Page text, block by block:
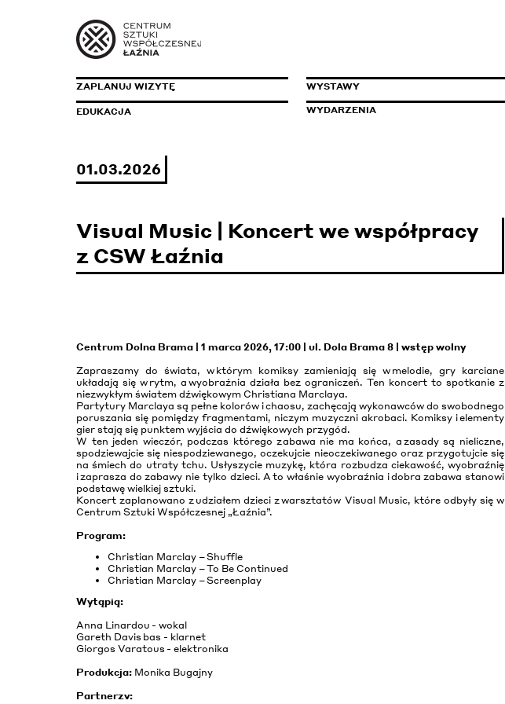
ZAPLANUJ WIZYTĘ WYSTAWY
EDUKACJA WYDARZENIA
01.03.2026
Visual Music | Koncert we współpracy
z CSW Łaźnia
Centrum Dolna Brama | 1 marca 2026, 17:00 | ul. Dola Brama 8 | wstęp wolny
Zapraszamy do świata, w którym komiksy zamieniają się w melodie, gry karciane
układają się w rytm, a wyobraźnia działa bez ograniczeń. Ten koncert to spotkanie z
niezwykłym światem dźwiękowym Christiana Marclaya.
Partytury Marclaya są pełne kolorów i chaosu, zachęcają wykonawców do swobodnego
poruszania się pomiędzy fragmentami, niczym muzyczni akrobaci. Komiksy i elementy
gier stają się punktem wyjścia do dźwiękowych przygód.
W ten jeden wieczór, podczas którego zabawa nie ma końca, a zasady są nieliczne,
spodziewajcie się niespodziewanego, oczekujcie nieoczekiwanego oraz przygotujcie się
na śmiech do utraty tchu. Usłyszycie muzykę, która rozbudza ciekawość, wyobraźnię
i zaprasza do zabawy nie tylko dzieci. A to właśnie wyobraźnia i dobra zabawa stanowi
podstawę wielkiej sztuki.
Koncert zaplanowano z udziałem dzieci z warsztatów Visual Music, które odbyły się w
Centrum Sztuki Współczesnej „Łaźnia”.
Program:
Christian Marclay – Shuffle
Christian Marclay – To Be Continued
Christian Marclay – Screenplay
Wytąpią:
Anna Linardou - wokal
Gareth Davis bas - klarnet
Giorgos Varatous - elektronika
Produkcja: Monika Bugajny
Partnerzy: